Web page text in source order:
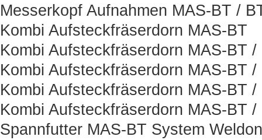
Messerkopf Aufnahmen MAS-BT /
Kombi Aufsteckfräserdorn MAS-BT
Kombi Aufsteckfräserdorn MAS-BT /
Kombi Aufsteckfräserdorn MAS-BT /
Kombi Aufsteckfräserdorn MAS-BT /
Kombi Aufsteckfräserdorn MAS-BT /
Spannfutter MAS-BT System Weldon